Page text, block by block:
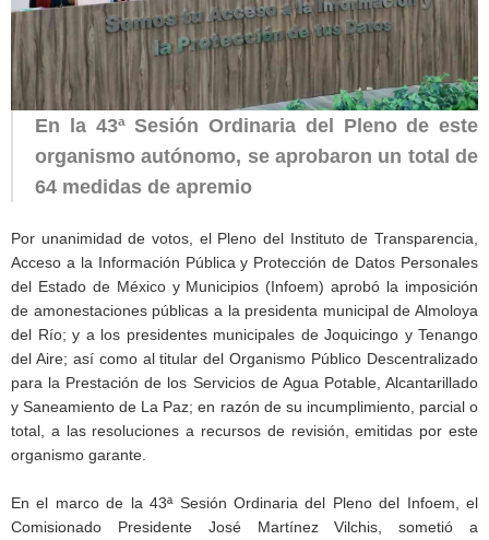
En la 43ª Sesión Ordinaria del Pleno de este
organismo autónomo, se aprobaron un total de
64 medidas de apremio
Por unanimidad de votos, el Pleno del Instituto de Transparencia,
Acceso a la Información Pública y Protección de Datos Personales
del Estado de México y Municipios (Infoem) aprobó la imposición
de amonestaciones públicas a la presidenta municipal de Almoloya
del Río; y a los presidentes municipales de Joquicingo y Tenango
del Aire; así como al titular del Organismo Público Descentralizado
para la Prestación de los Servicios de Agua Potable, Alcantarillado
y Saneamiento de La Paz; en razón de su incumplimiento, parcial o
total, a las resoluciones a recursos de revisión, emitidas por este
organismo garante.
En el marco de la 43ª Sesión Ordinaria del Pleno del Infoem, el
Comisionado Presidente José Martínez Vilchis, sometió a